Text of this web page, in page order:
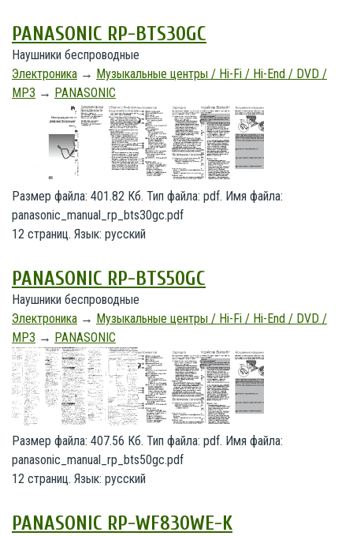
PANASONIC RP-BTS30GC
Наушники беспроводные
Электроника → Музыкальные центры / Hi-Fi / Hi-End / DVD /
MP3 → PANASONIC
Размер файла: 401.82 Кб. Тип файла: pdf. Имя файла:
panasonic_manual_rp_bts30gc.pdf
12 страниц. Язык: русский
PANASONIC RP-BTS50GC
Наушники беспроводные
Электроника → Музыкальные центры / Hi-Fi / Hi-End / DVD /
MP3 → PANASONIC
Размер файла: 407.56 Кб. Тип файла: pdf. Имя файла:
panasonic_manual_rp_bts50gc.pdf
12 страниц. Язык: русский
PANASONIC RP-WF830WE-K